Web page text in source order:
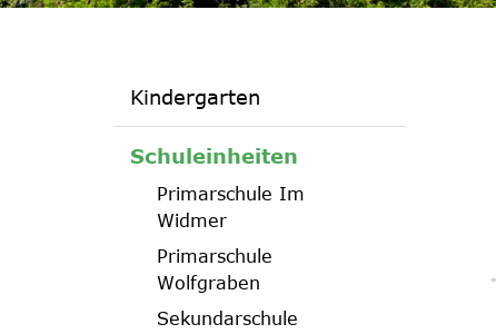
Kindergarten
Schuleinheiten
Primarschule Im
Widmer
Primarschule
Wolfgraben
Sekundarschule